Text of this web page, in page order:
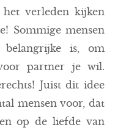
verleden kijken
Sommige mensen
is, om
partner je wil.
Juist dit idee
mensen voor, dat
op de liefde van